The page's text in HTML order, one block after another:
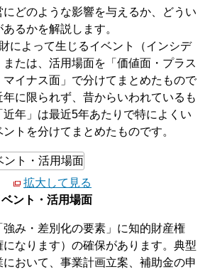
どのような影響を与えるか、どうい
るかを解説します。
によって生じるイベント（インシデ
たは、活用場面を「価値面・プラス
イナス面」で分けてまとめたもので
に限られず、昔からいわれているも
年」は最近5年あたりで特によくい
トを分けてまとめたものです。
拡大して見る
ント・活用場面
強み・差別化の要素」に知的財産権
になります）の確保があります。典型
おいて、事業計画立案、補助金の申